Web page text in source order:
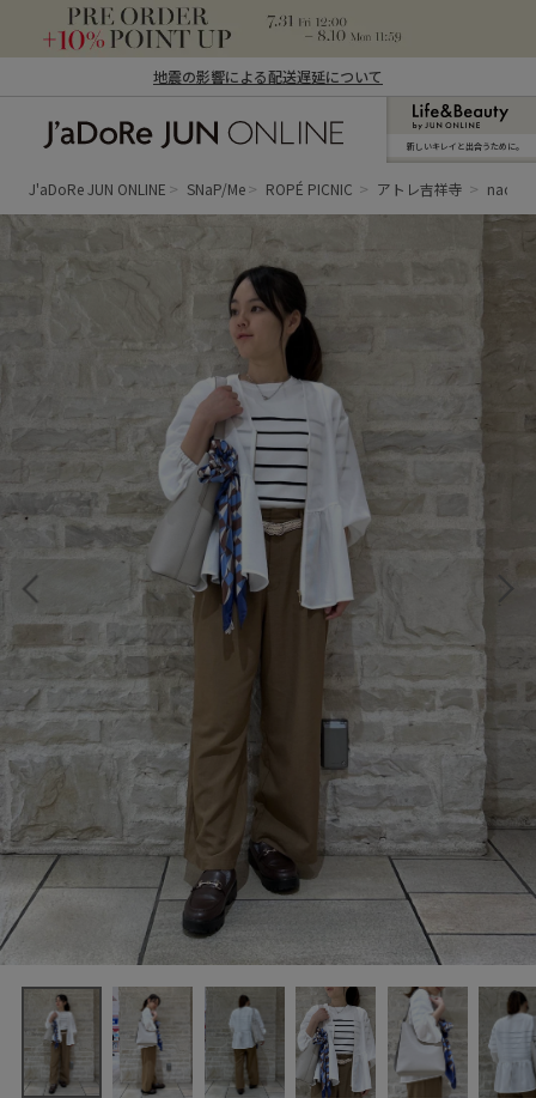
地震の影響による配送遅延について
ン オンライン）
新しいキレイと出合うために。
J'aDoRe JUN ONLINE SNaP/Me ROPÉ PICNIC アトレ吉祥寺 naoko